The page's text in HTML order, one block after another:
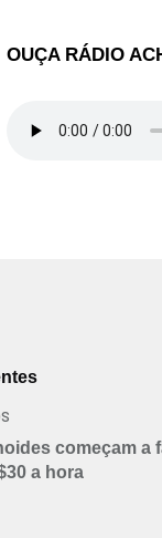
OUÇA RÁDIO
começam a
a hora